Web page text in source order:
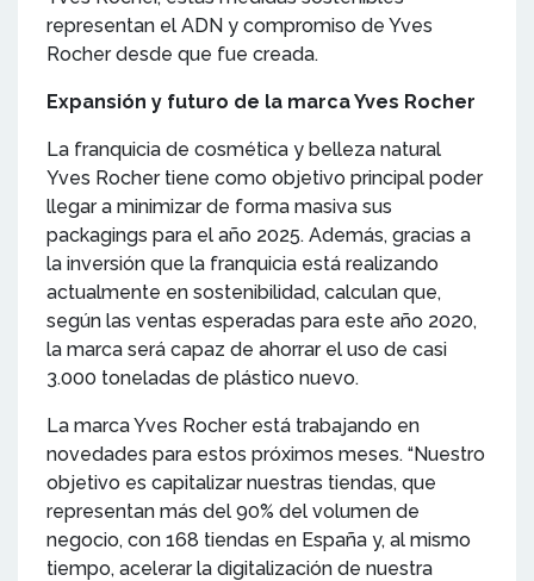
representan el ADN y compromiso de Yves
Rocher desde que fue creada.
Expansión y futuro de la marca Yves Rocher
La franquicia de cosmética y belleza natural
Yves Rocher tiene como objetivo principal poder
llegar a minimizar de forma masiva sus
packagings para el año 2025. Además, gracias a
la inversión que la franquicia está realizando
actualmente en sostenibilidad, calculan que,
según las ventas esperadas para este año 2020,
la marca será capaz de ahorrar el uso de casi
3.000 toneladas de plástico nuevo.
La marca Yves Rocher está trabajando en
novedades para estos próximos meses. “Nuestro
objetivo es capitalizar nuestras tiendas, que
representan más del 90% del volumen de
negocio, con 168 tiendas en España y, al mismo
tiempo, acelerar la digitalización de nuestra